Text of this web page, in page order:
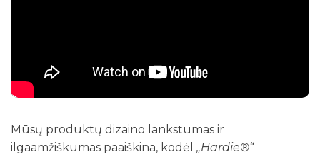
Mūsų produktų dizaino lankstumas ir
ilgaamžiškumas paaiškina, kodėl „Hardie®“